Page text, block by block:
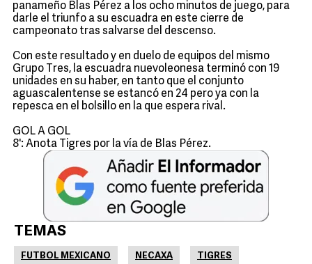
panameño Blas Pérez a los ocho minutos de juego, para
darle el triunfo a su escuadra en este cierre de
campeonato tras salvarse del descenso.
Con este resultado y en duelo de equipos del mismo
Grupo Tres, la escuadra nuevoleonesa terminó con 19
unidades en su haber, en tanto que el conjunto
aguascalentense se estancó en 24 pero ya con la
repesca en el bolsillo en la que espera rival.
GOL A GOL
8': Anota Tigres por la vía de Blas Pérez.
TEMAS
FUTBOL MEXICANO NECAXA TIGRES